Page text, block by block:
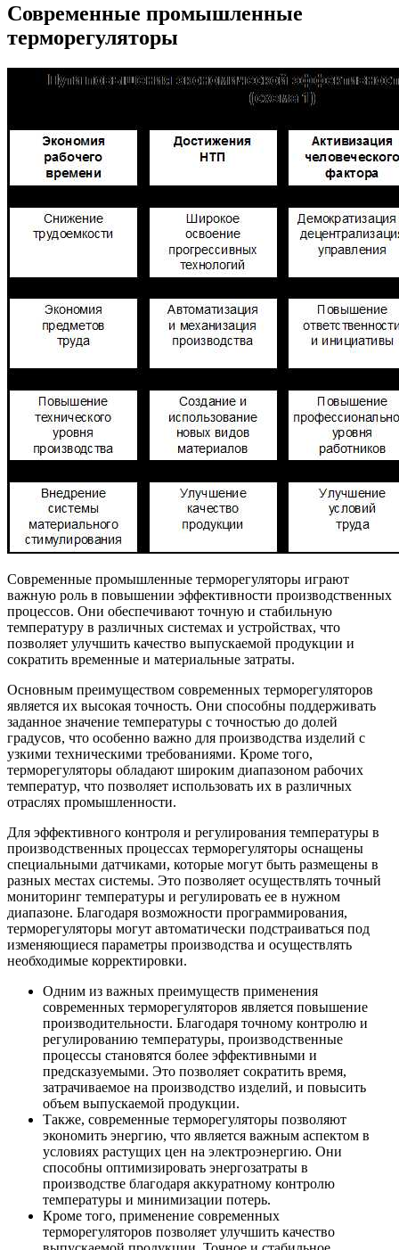
Современные промышленные
терморегуляторы
Современные промышленные терморегуляторы играют
важную роль в повышении эффективности производственных
процессов. Они обеспечивают точную и стабильную
температуру в различных системах и устройствах, что
позволяет улучшить качество выпускаемой продукции и
сократить временные и материальные затраты.
Основным преимуществом современных терморегуляторов
является их высокая точность. Они способны поддерживать
заданное значение температуры с точностью до долей
градусов, что особенно важно для производства изделий с
узкими техническими требованиями. Кроме того,
терморегуляторы обладают широким диапазоном рабочих
температур, что позволяет использовать их в различных
отраслях промышленности.
Для эффективного контроля и регулирования температуры в
производственных процессах терморегуляторы оснащены
специальными датчиками, которые могут быть размещены в
разных местах системы. Это позволяет осуществлять точный
мониторинг температуры и регулировать ее в нужном
диапазоне. Благодаря возможности программирования,
терморегуляторы могут автоматически подстраиваться под
изменяющиеся параметры производства и осуществлять
необходимые корректировки.
Одним из важных преимуществ применения
современных терморегуляторов является повышение
производительности. Благодаря точному контролю и
регулированию температуры, производственные
процессы становятся более эффективными и
предсказуемыми. Это позволяет сократить время,
затрачиваемое на производство изделий, и повысить
объем выпускаемой продукции.
Также, современные терморегуляторы позволяют
экономить энергию, что является важным аспектом в
условиях растущих цен на электроэнергию. Они
способны оптимизировать энергозатраты в
производстве благодаря аккуратному контролю
температуры и минимизации потерь.
Кроме того, применение современных
терморегуляторов позволяет улучшить качество